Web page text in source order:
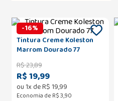
-16%
Tintura Creme Koleston
Marrom Dourado 77
R$23,89
R$ 19,99
ou1x deR$19,99
Economia de R$ 3,90